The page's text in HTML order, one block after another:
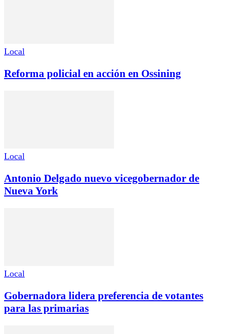
Local
Reforma policial en acción en Ossining
Local
Antonio Delgado nuevo vicegobernador de
Nueva York
Local
Gobernadora lidera preferencia de votantes
para las primarias